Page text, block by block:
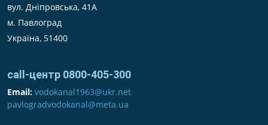
вул. Дніпровська, 41А
м. Павлоград
Україна, 51400
call-центр 0800-405-300
Email: vodokanal1963@ukr.net
pavlogradvodokanal@meta.ua